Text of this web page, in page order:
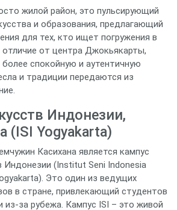
жилой район, это пульсирующий
и образования, предлагающий
для тех, кто ищет погружения в
отличие от центра Джокьякарты,
более спокойную и аутентичную
и традиции передаются из
Индонезии,
(ISI Yogyakarta)
Касихана является кампус
Индонезии (Institut Seni Indonesia
Это один из ведущих
в стране, привлекающий студентов
из-за рубежа. Кампус ISI – это живой